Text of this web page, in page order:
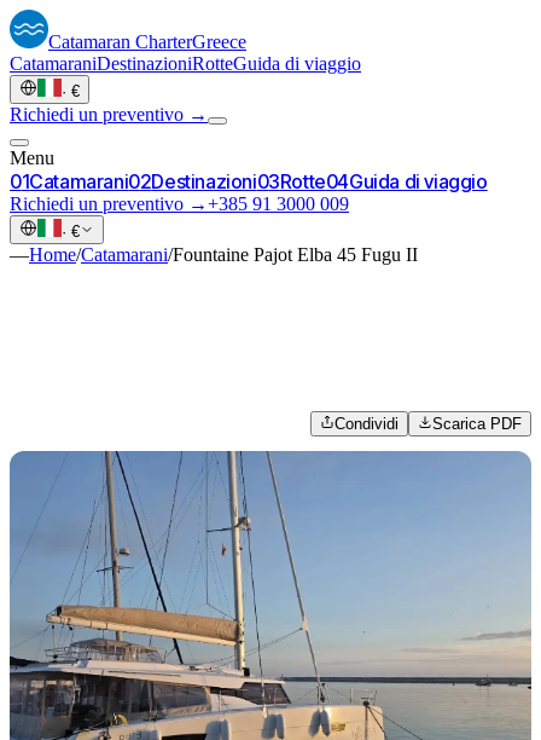
Catamaran CharterGreece
CatamaraniDestinazioniRotteGuida di viaggio
· €
Richiedi un preventivo →
Menu
01Catamarani02Destinazioni03Rotte04Guida di viaggio
Richiedi un preventivo →+385 91 3000 009
· €
—Home/Catamarani/Fountaine Pajot Elba 45 Fugu II
Condividi Scarica PDF